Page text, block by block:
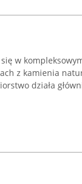
w
z kamienia
działa